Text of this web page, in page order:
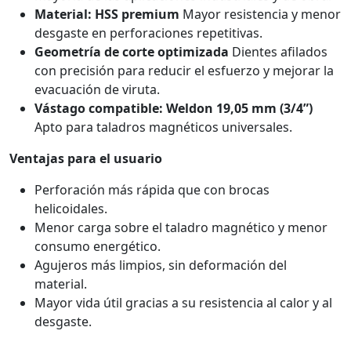
Material: HSS premium Mayor resistencia y menor
desgaste en perforaciones repetitivas.
Geometría de corte optimizada Dientes afilados
con precisión para reducir el esfuerzo y mejorar la
evacuación de viruta.
Vástago compatible: Weldon 19,05 mm (3/4”)
Apto para taladros magnéticos universales.
Ventajas para el usuario
Perforación más rápida que con brocas
helicoidales.
Menor carga sobre el taladro magnético y menor
consumo energético.
Agujeros más limpios, sin deformación del
material.
Mayor vida útil gracias a su resistencia al calor y al
desgaste.